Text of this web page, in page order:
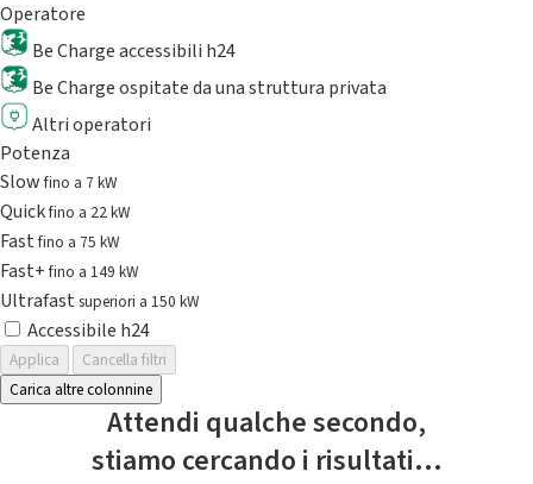
Operatore
Be Charge accessibili h24
Be Charge ospitate da una struttura privata
Altri operatori
Potenza
Slowfino a 7 kW
Quickfino a 22 kW
Fastfino a 75 kW
Fast+fino a 149 kW
Ultrafast superiori a 150 kW
Accessibile h24
Applica
Cancella filtri
Carica altre colonnine
Attendi qualche secondo,
stiamo cercando i risultati...